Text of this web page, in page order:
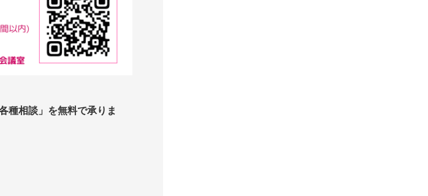
種相談」を無料で承りま